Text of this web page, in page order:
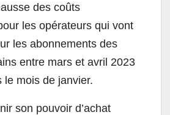
des coûts
les opérateurs qui vont
les abonnements des
entre mars et avril 2023
le mois de janvier.
son pouvoir d’achat